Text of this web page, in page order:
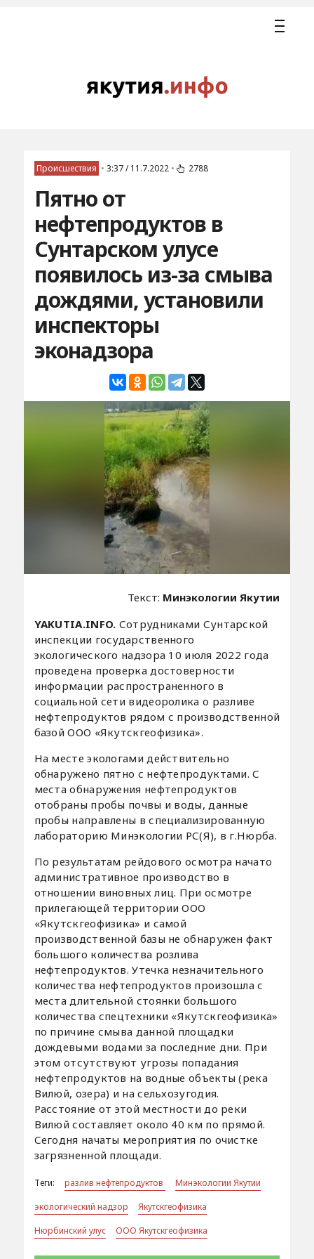
Происшествия • 3:37 / 11.7.2022 • 2788
Пятно от
нефтепродуктов в
Сунтарском улусе
появилось из-за смыва
дождями, установили
инспекторы
эконадзора
Текст: Минэкологии Якутии
YAKUTIA.INFO. Сотрудниками Сунтарской
инспекции государственного
экологического надзора 10 июля 2022 года
проведена проверка достоверности
информации распространенного в
социальной сети видеоролика о разливе
нефтепродуктов рядом с производственной
базой ООО «Якутскгеофизика».
На месте экологами действительно
обнаружено пятно с нефтепродуктами. С
места обнаружения нефтепродуктов
отобраны пробы почвы и воды, данные
пробы направлены в специализированную
лабораторию Минэкологии РС(Я), в г.Нюрба.
По результатам рейдового осмотра начато
административное производство в
отношении виновных лиц. При осмотре
прилегающей территории ООО
«Якутскгеофизика» и самой
производственной базы не обнаружен факт
большого количества розлива
нефтепродуктов. Утечка незначительного
количества нефтепродуктов произошла с
места длительной стоянки большого
количества спецтехники «Якутскгеофизика»
по причине смыва данной площадки
дождевыми водами за последние дни. При
этом отсутствуют угрозы попадания
нефтепродуктов на водные объекты (река
Вилюй, озера) и на сельхозугодия.
Расстояние от этой местности до реки
Вилюй составляет около 40 км по прямой.
Сегодня начаты мероприятия по очистке
загрязненной площади.
Теги: разлив нефтепродуктов
Минэкологии Якутии
экологический надзор
Якутскгеофизика
Нюрбинский улус
ООО Якутскгеофизика